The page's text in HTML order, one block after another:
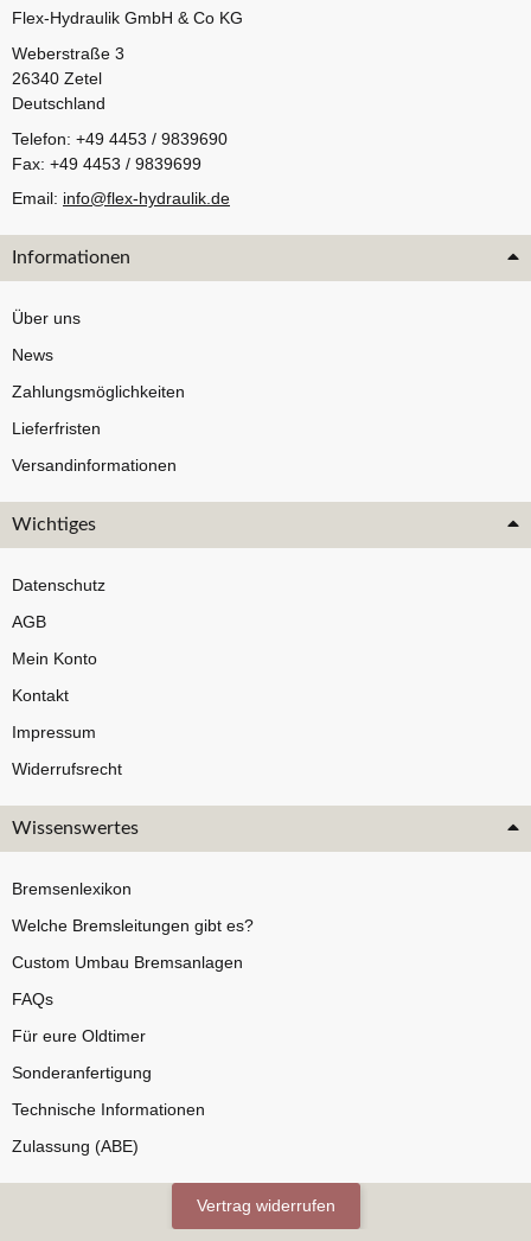
Flex-Hydraulik GmbH & Co KG
Weberstraße 3
26340 Zetel
Deutschland
Telefon: +49 4453 / 9839690
Fax: +49 4453 / 9839699
Email: info@flex-hydraulik.de
Informationen
Über uns
News
Zahlungsmöglichkeiten
Lieferfristen
Versandinformationen
Wichtiges
Datenschutz
AGB
Mein Konto
Kontakt
Impressum
Widerrufsrecht
Wissenswertes
Bremsenlexikon
Welche Bremsleitungen gibt es?
Custom Umbau Bremsanlagen
FAQs
Für eure Oldtimer
Sonderanfertigung
Technische Informationen
Zulassung (ABE)
Vertrag widerrufen